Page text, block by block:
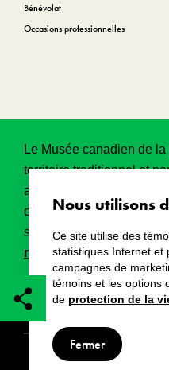
Nous utilisons
Ce site utilise des
statistiques Internet et
campagnes de
témoins et les options
de protection de la
Fermer
Bénévolat
Occasions professionnelles
Le Musée canadien de
territoire traditionnel et
algonquines
continue d’avoir une
spirituelle et sacrée.Lire
reconnaissance
Droits d’auteur